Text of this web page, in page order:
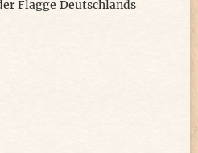
Flagge Deutschlands